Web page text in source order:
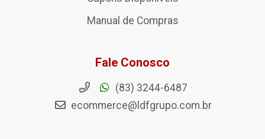
Manual de Compras
Fale Conosco
(83) 3244-6487
ecommerce@ldfgrupo.com.br